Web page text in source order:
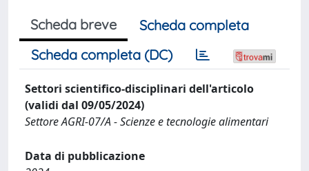
Scheda breve
Scheda completa
Scheda completa (DC)
Settori scientifico-disciplinari dell'articolo
(validi dal 09/05/2024)
Settore AGRI-07/A - Scienze e tecnologie alimentari
Data di pubblicazione